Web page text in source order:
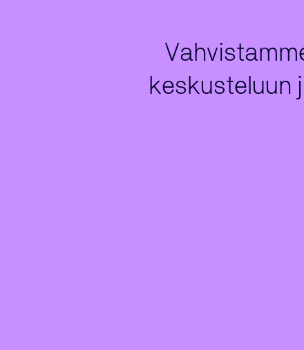
keskusteluun